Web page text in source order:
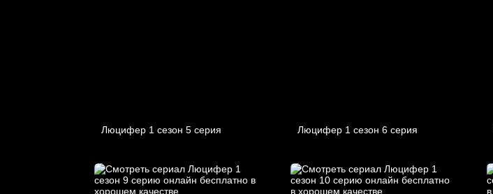
Люцифер 1 cезон 5 cерия Люцифер 1 cезон 6 cерия